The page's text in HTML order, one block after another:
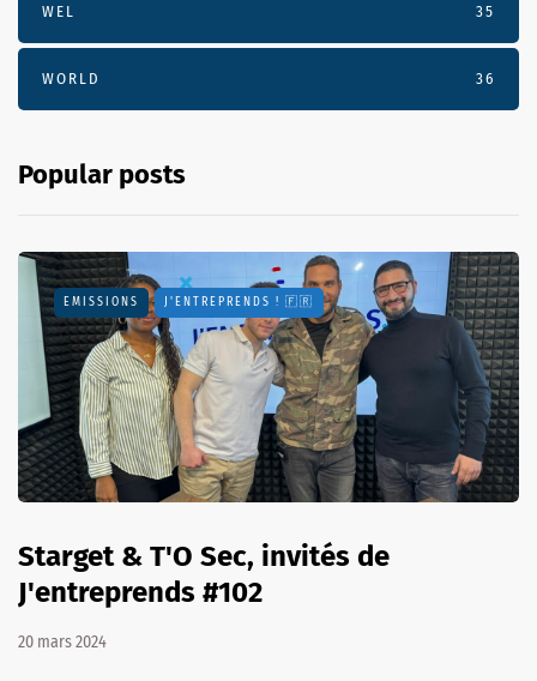
WEL 35
WORLD 36
Popular posts
EMISSIONS J'ENTREPRENDS ! 🇫🇷
Starget & T'O Sec, invités de
J'entreprends #102
20 mars 2024